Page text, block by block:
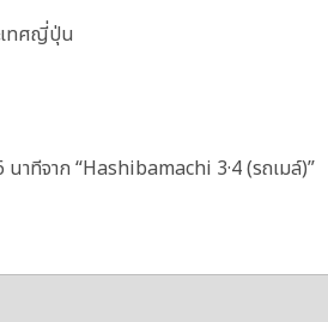
เทศญี่ปุ่น
าทีจาก “Hashibamachi 3·4 (รถเมล์)”